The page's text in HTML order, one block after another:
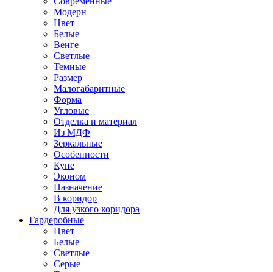
Модерн
Цвет
Белые
Венге
Светлые
Темные
Размер
Малогабаритные
Форма
Угловые
Отделка и материал
Из МДФ
Зеркальные
Особенности
Купе
Эконом
Назначение
В коридор
Для узкого коридора
Гардеробные
Цвет
Белые
Светлые
Серые